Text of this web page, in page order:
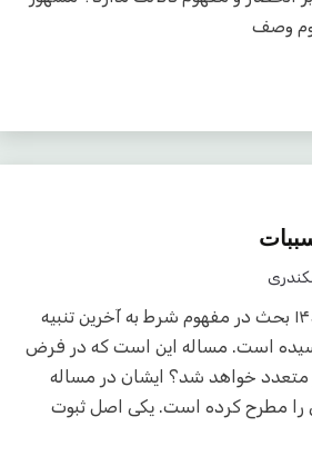
وصف
جلسه ۱ – ۱۸ شهریور ۱۴۰۳ بحث در مفهوم شرط به آخرین تنبیه
است. مساله این است که در فرض
متعدد خواهد شد؟ ایشان در مساله
را مطرح کرده است. یکی اصل ثبوت